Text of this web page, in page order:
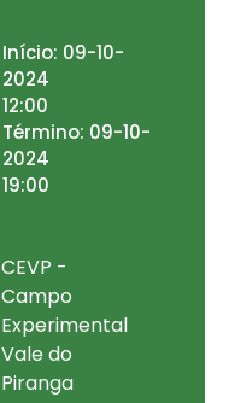
Início: 09-10-
2024
12:00
Término: 09-10-
2024
19:00
CEVP -
Campo
Experimental
Vale do
Piranga